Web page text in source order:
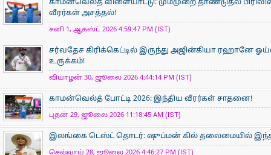
காமன்வெல்த் விளையாட்டு: மும்முறை தாண்டுதல்
வீரர்கள் அசத்தல்!
சனி 1, ஆகஸ்ட் 2026 4:59:47 PM (IST)
சர்வதேச கிரிக்கெட்டில் இருந்து அஜின்கியா ரஹானே
உருக்கம்!
வியாழன் 30, ஜூலை 2026 4:44:14 PM (IST)
காமன்வெல்த் போட்டி 2026: இந்திய வீரர்கள் சாதனை!
புதன் 29, ஜூலை 2026 11:18:45 AM (IST)
இலங்கை டெஸ்ட் தொடர்: ஷுப்மன் கில் தலைமையில் இந்திய
செவ்வாய் 28, ஜூலை 2026 4:46:27 PM (IST)